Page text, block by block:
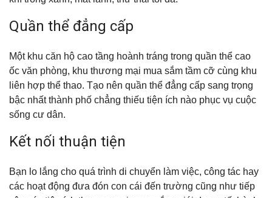
Quần thể đẳng cấp
Một khu căn hộ cao tầng hoành tráng trong quần thể cao
ốc văn phòng, khu thương mại mua sắm tầm cỡ cùng khu
liên hợp thể thao. Tạo nên quần thể đẳng cấp sang trọng
bậc nhất thành phố chẳng thiếu tiện ích nào phục vụ cuộc
sống cư dân.
Kết nối thuận tiện
Bạn lo lắng cho quá trình di chuyển làm việc, công tác hay
các hoạt động đưa đón con cái đến trường cũng như tiếp